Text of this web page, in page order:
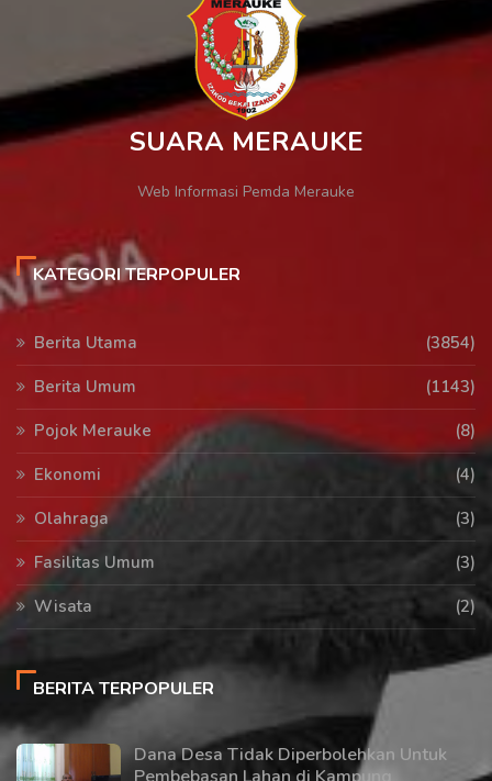
SUARA MERAUKE
Web Informasi Pemda Merauke
KATEGORI TERPOPULER
Berita Utama
(3854)
Berita Umum
(1143)
Pojok Merauke
(8)
Ekonomi
(4)
Olahraga
(3)
Fasilitas Umum
(3)
Wisata
(2)
BERITA TERPOPULER
Dana Desa Tidak Diperbolehkan Untuk